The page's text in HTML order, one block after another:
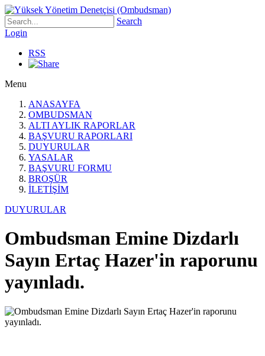
Search
Login
RSS
Menu
ANASAYFA
OMBUDSMAN
ALTI AYLIK RAPORLAR
BAŞVURU RAPORLARI
DUYURULAR
YASALAR
BAŞVURU FORMU
BROŞÜR
İLETİŞİM
DUYURULAR
Ombudsman Emine Dizdarlı
Sayın Ertaç Hazer'in raporunu
yayınladı.